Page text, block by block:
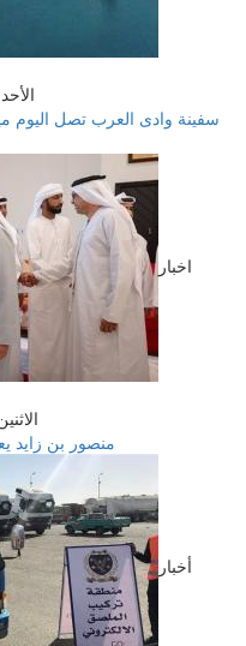
الأحد 11 فبراير 2024 12:01 مساءً
اخبار
الاثنين 13 أبريل 2026
منصور بن زايد
أخبار